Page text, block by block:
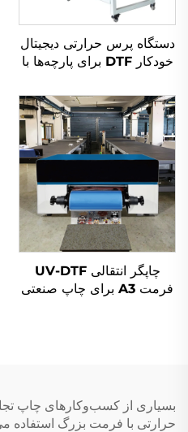
دستگاه پرس حرارتی دیجیتال
خودکار DTF برای پارچه‌ها با
و ۴۰×۶۰ سانتی‌متر، پرس
حرارتی پنوماتیک برای
تی‌شرت‌ها، چاپگر تخت‌صفحه
جدید با قابلیت انتقال حرارتی
چاپگر انتقالی UV-DTF
فرمت A3 برای چاپ صنعتی
بسیاری از کسب‌وکارهای چاپ
حرارتی با فرمت بزرگ استفاده